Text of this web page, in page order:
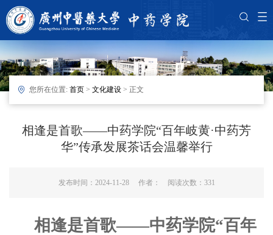
您所在位置: 首页 > 文化建设 > 正文
相逢是首歌——中药学院“百年岐黄·中药芳
华”传承发展茶话会温馨举行
发布时间：2024-11-28 作者： 阅读次数： 331
相逢是首歌——中药学院“百年